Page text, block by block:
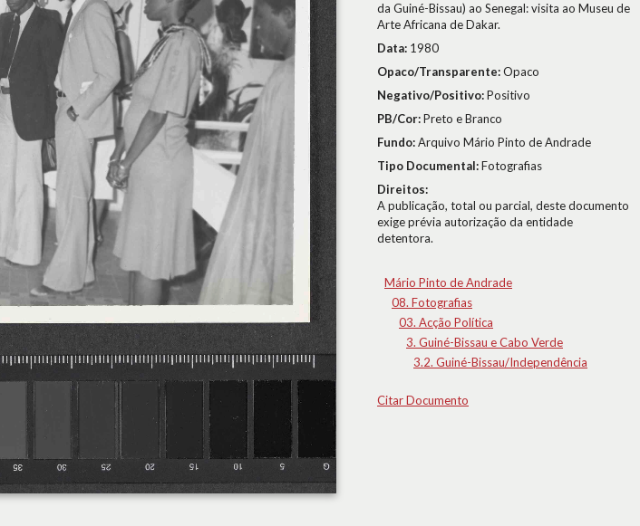
da Guiné-Bissau) ao Senegal: visita ao Museu de
Arte Africana de Dakar.
Data: 1980
Opaco/Transparente:Opaco
Negativo/Positivo:Positivo
PB/Cor:Preto e Branco
Fundo:Arquivo Mário Pinto de Andrade
Tipo Documental:Fotografias
Direitos:
A publicação, total ou parcial, deste documento
exige prévia autorização da entidade
detentora.
Mário Pinto de Andrade
08. Fotografias
03. Acção Política
3. Guiné-Bissau e Cabo Verde
3.2. Guiné-Bissau/Independência
Citar Documento